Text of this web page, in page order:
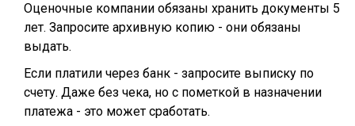
Оценочные компании обязаны хранить документы 5
лет. Запросите архивную копию - они обязаны
выдать.
Если платили через банк - запросите выписку по
счету. Даже без чека, но с пометкой в назначении
платежа - это может сработать.